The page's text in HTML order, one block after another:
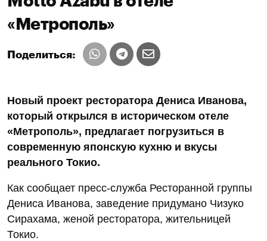
«Метрополь»
Поделиться:
Новый проект ресторатора Дениса Иванова,
который открылся в историческом отеле
«Метрополь», предлагает погрузиться в
современную японскую кухню и вкусы
реального Токио.
Как сообщает пресс-служба Ресторанной группы
Дениса Иванова, заведение придумано Чизуко
Сирахама, женой ресторатора, жительницей
Токио.